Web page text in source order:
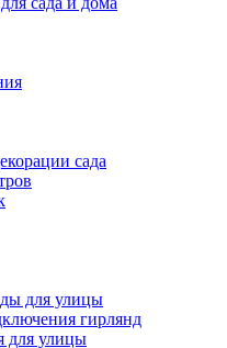
сада
для улицы
гирлянд
для улицы